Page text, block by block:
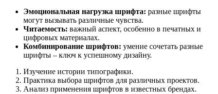
Эмоциональная нагрузка шрифта: разные шрифты
могут вызывать различные чувства.
Читаемость: важный аспект, особенно в печатных и
цифровых материалах.
Комбинирование шрифтов: умение сочетать разные
шрифты – ключ к успешному дизайну.
Изучение истории типографики.
Практика выбора шрифтов для различных проектов.
Анализ применения шрифтов в известных брендах.